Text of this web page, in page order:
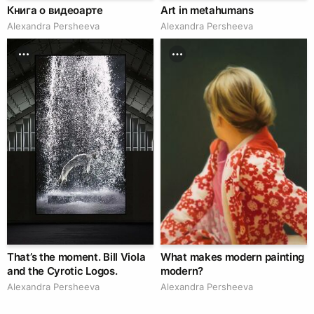
14. https://vimeo.com/150469583(датаобращения:
10.03.2026)
Книга о видеоарте
Alexandra Persheeva
Art in metahumans
Alexandra Persheeva
That’s the moment. Bill Viola
and the Cyrotic Logos.
Alexandra Persheeva
What makes modern painting
modern?
Alexandra Persheeva